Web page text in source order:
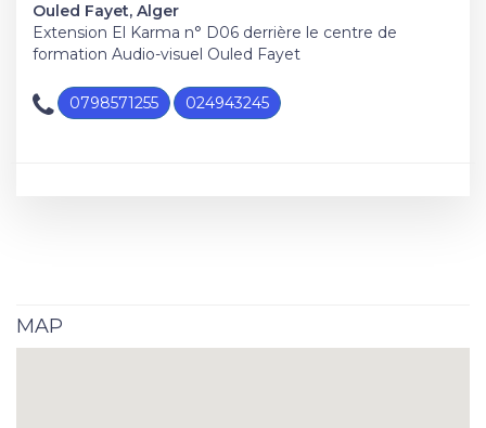
Ouled Fayet, Alger
Extension El Karma n° D06 derrière le centre de
formation Audio-visuel Ouled Fayet
0798571255 024943245
MAP